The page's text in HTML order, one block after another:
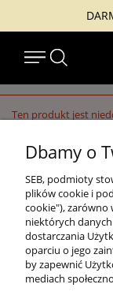
Ten produkt jest
WMF
PRAWNE
INFORMACJE
Dbamy o
SEB, podmioty
plików cookie i
cookie"), zarówno
niektórych danych
dostarczania
oparciu o jego
by zapewnić
mediach